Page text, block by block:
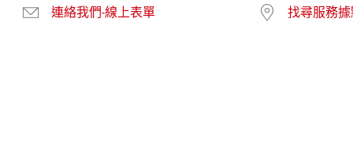
連絡我們-線上表單 找尋服務